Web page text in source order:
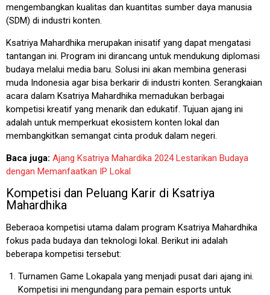
mengembangkan kualitas dan kuantitas sumber daya manusia
(SDM) di industri konten.
Ksatriya Mahardhika merupakan inisatif yang dapat mengatasi
tantangan ini. Program ini dirancang untuk mendukung diplomasi
budaya melalui media baru. Solusi ini akan membina generasi
muda Indonesia agar bisa berkarir di industri konten. Serangkaian
acara dalam Ksatriya Mahardhika memadukan berbagai
kompetisi kreatif yang menarik dan edukatif. Tujuan ajang ini
adalah untuk memperkuat ekosistem konten lokal dan
membangkitkan semangat cinta produk dalam negeri.
Baca juga: Ajang Ksatriya Mahardika 2024 Lestarikan Budaya
dengan Memanfaatkan IP Lokal
Kompetisi dan Peluang Karir di Ksatriya
Mahardhika
Beberaoa kompetisi utama dalam program Ksatriya Mahardhika
fokus pada budaya dan teknologi lokal. Berikut ini adalah
beberapa kompetisi tersebut:
Turnamen Game Lokapala yang menjadi pusat dari ajang ini.
Kompetisi ini mengundang para pemain esports untuk